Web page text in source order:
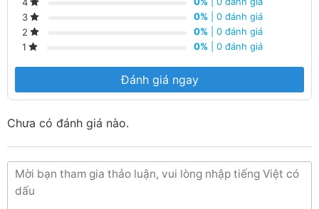
Hotline:
tư vấn báo giá chi tiết
từng loại sản phẩm và công xuất
3
0% | 0 đánh giá
2
0% | 0 đánh giá
1
0% | 0 đánh giá
Đánh giá ngay
Chưa có đánh giá nào.